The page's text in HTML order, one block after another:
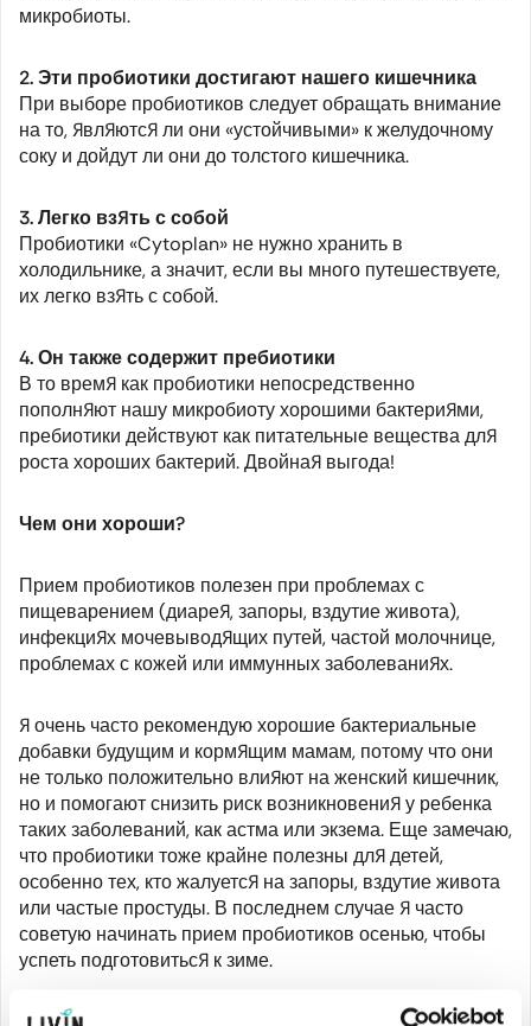
микробиоты.
2. Эти пробиотики достигают нашего кишечника
При выборе пробиотиков следует обращать внимание
на то, являются ли они «устойчивыми» к желудочному
соку и дойдут ли они до толстого кишечника.
3. Легко взять с собой
Пробиотики «Cytoplan» не нужно хранить в
холодильнике, а значит, если вы много путешествуете,
их легко взять с собой.
4. Он также содержит пребиотики
В то время как пробиотики непосредственно
пополняют нашу микробиоту хорошими бактериями,
пребиотики действуют как питательные вещества для
роста хороших бактерий. Двойная выгода!
Чем они хороши?
Прием пробиотиков полезен при проблемах с
пищеварением (диарея, запоры, вздутие живота),
инфекциях мочевыводящих путей, частой молочнице,
проблемах с кожей или иммунных заболеваниях.
Я очень часто рекомендую хорошие бактериальные
добавки будущим и кормящим мамам, потому что они
не только положительно влияют на женский кишечник,
но и помогают снизить риск возникновения у ребенка
таких заболеваний, как астма или экзема. Еще замечаю,
что пробиотики тоже крайне полезны для детей,
особенно тех, кто жалуется на запоры, вздутие живота
или частые простуды. В последнем случае я часто
советую начинать прием пробиотиков осенью, чтобы
успеть подготовиться к зиме.